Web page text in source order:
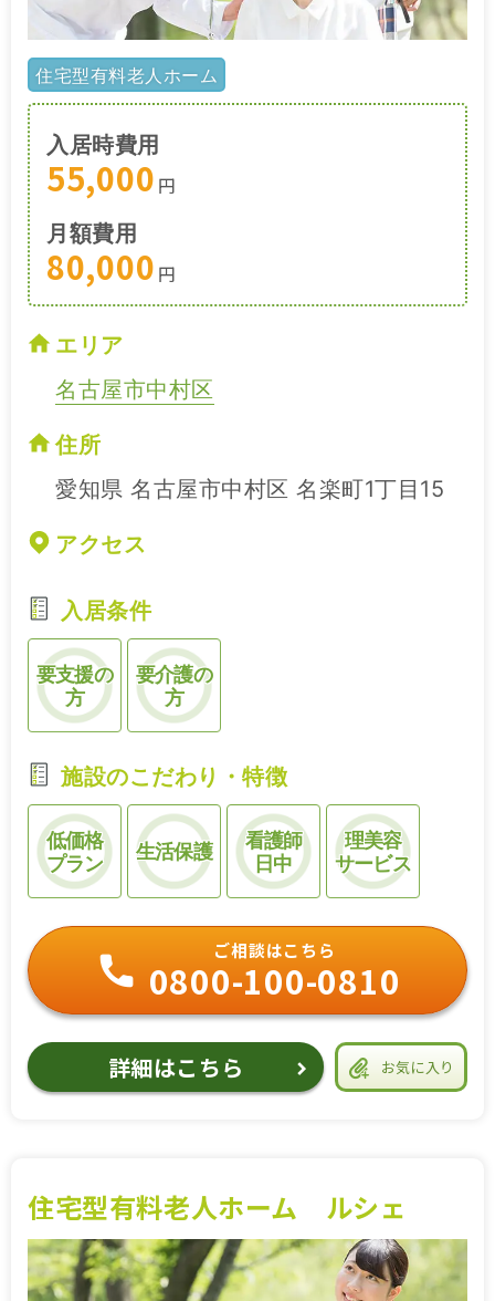
住宅型有料老人ホーム
入居時費用
55,000 円
月額費用
80,000 円
エリア
名古屋市中村区
住所
愛知県 名古屋市中村区 名楽町1丁目15
アクセス
入居条件
要支援の
方
要介護の
方
施設のこだわり・特徴
低価格
プラン
生活保護
看護師
日中
理美容
サービス
お気に入り
ご相談はこちら
0800-100-0810
詳細はこちら
住宅型有料老人ホーム ルシェ